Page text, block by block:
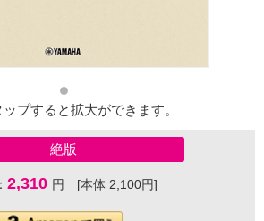
プすると拡大ができます。
絶版
2,310 円 [本体 2,100円]